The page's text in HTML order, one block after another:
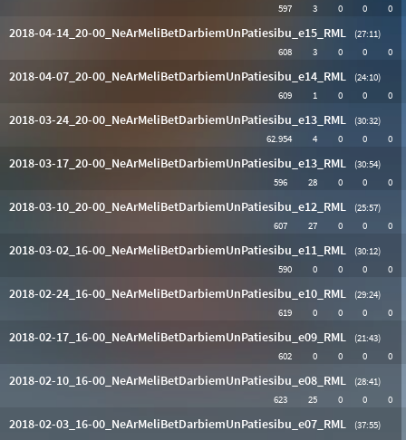
597
3 0 0 0
2018-04-14_20-00_NeArMeliBetDarbiemUnPatiesibu_e15_RML
(27:11)
608
3 0 0 0
2018-04-07_20-00_NeArMeliBetDarbiemUnPatiesibu_e14_RML
(24:10)
609
1 0 0 0
2018-03-24_20-00_NeArMeliBetDarbiemUnPatiesibu_e13_RML
(30:32)
62.954
4 0 0 0
2018-03-17_20-00_NeArMeliBetDarbiemUnPatiesibu_e13_RML
(30:54)
596
28 0 0 0
2018-03-10_20-00_NeArMeliBetDarbiemUnPatiesibu_e12_RML
(25:57)
607
27 0 0 0
2018-03-02_16-00_NeArMeliBetDarbiemUnPatiesibu_e11_RML
(30:12)
590
0 0 0 0
2018-02-24_16-00_NeArMeliBetDarbiemUnPatiesibu_e10_RML
(29:24)
619
0 0 0 0
2018-02-17_16-00_NeArMeliBetDarbiemUnPatiesibu_e09_RML
(21:43)
602
0 0 0 0
2018-02-10_16-00_NeArMeliBetDarbiemUnPatiesibu_e08_RML
(28:41)
623
25 0 0 0
2018-02-03_16-00_NeArMeliBetDarbiemUnPatiesibu_e07_RML
(37:55)